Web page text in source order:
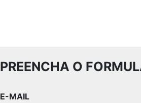
PREENCHA O
E-MAIL